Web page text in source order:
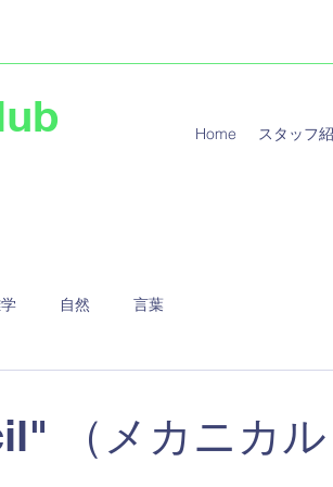
Home スタッフ
自然 言葉
（メカニカ